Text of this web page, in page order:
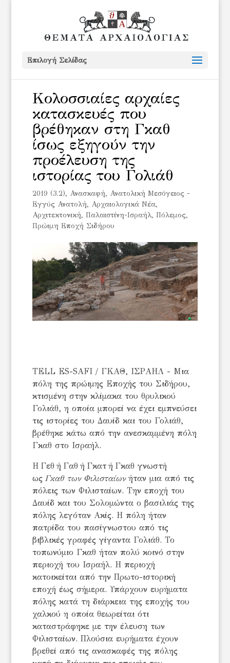
Επιλογή Σελίδας
Κολοσσιαίες αρχαίες
κατασκευές που
βρέθηκαν στη Γκαθ
ίσως εξηγούν την
προέλευση της
ιστορίας του Γολιάθ
2019 (3.2), Ανασκαφή, Ανατολική Μεσόγειος -
Εγγύς Ανατολή, Αρχαιολογικά Νέα,
Αρχιτεκτονική, Παλαιστίνη-Ισραήλ, Πόλεμος,
Πρώιμη Εποχή Σιδήρου
TELL ES-SAFI / ΓΚΑΘ, ΙΣΡΑΗΛ - Μια
πόλη της πρώιμης Εποχής του Σιδήρου,
κτισμένη στην κλίμακα του θρυλικού
Γολιάθ, η οποία μπορεί να έχει εμπνεύσει
τις ιστορίες του Δαυίδ και του Γολιάθ,
βρέθηκε κάτω από την ανεσκαμμένη πόλη
Γκαθ στο Ισραήλ.
Η Γεθ ή Γαθ ή Γκατ ή Γκαθ γνωστή
ως Γκαθ των Φιλισταίωνήταν μια από τις
πόλεις των Φιλισταίων. Την εποχή του
Δαυίδ και του Σολομώντα ο βασιλιάς της
πόλης λεγόταν Ακίς. Η πόλη ήταν
πατρίδα του πασίγνωστου από τις
βιβλικές γραφές γίγαντα Γολιάθ. Το
τοπωνύμιο Γκαθ ήταν πολύ κοινό στην
περιοχή του Ισραήλ. Η περιοχή
κατοικείται από την Πρωτο-ιστορική
εποχή έως σήμερα. Υπάρχουν ευρήματα
πόλης κατά τη διάρκεια της εποχής του
χαλκού η οποία θεωρείται ότι
καταστράφηκε με την έλευση των
Φιλισταίων. Πλούσια ευρήματα έχουν
βρεθεί από τις ανασκαφές της πόλης